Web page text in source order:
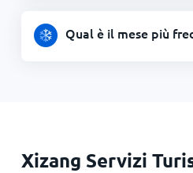
Qual è il mese più
Xizang Servizi